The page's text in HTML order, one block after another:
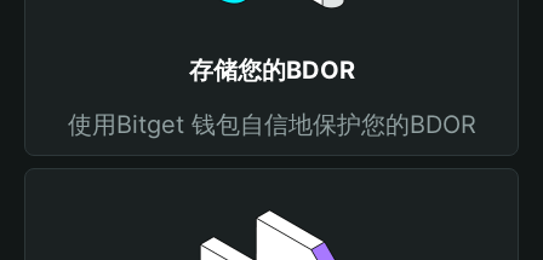
存储您的BDOR
使用Bitget 钱包自信地保护您的BDOR